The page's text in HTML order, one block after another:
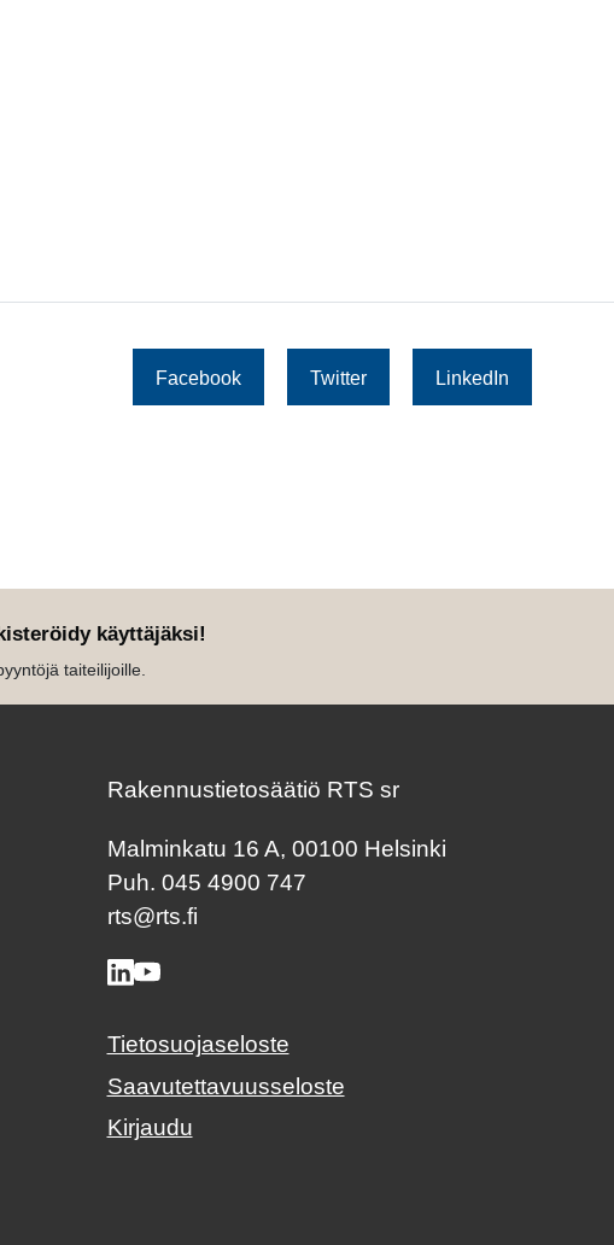
Facebook Twitter LinkedIn
käyttäjäksi!
taiteilijoille.
Rakennustietosäätiö RTS sr
Malminkatu 16 A, 00100 Helsinki
Puh. 045 4900 747
rts@rts.fi
Tietosuojaseloste
Saavutettavuusseloste
Kirjaudu